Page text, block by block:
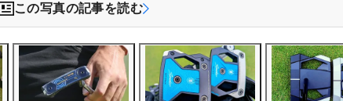
この写真の記事を読む